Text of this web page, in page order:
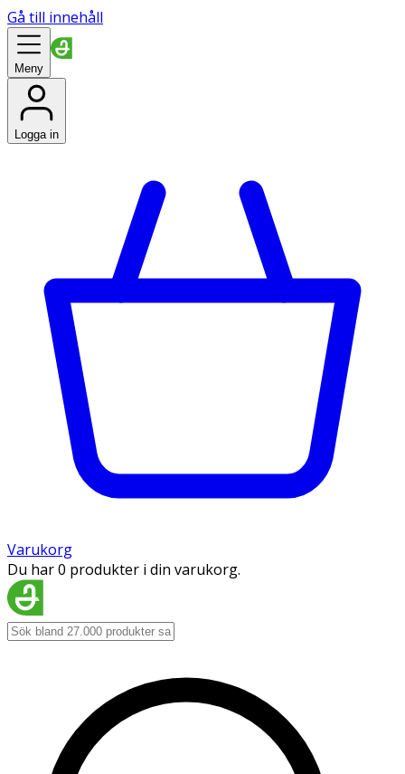
Gå till innehåll
Meny
Logga in
Varukorg
Du har 0 produkter i din varukorg.